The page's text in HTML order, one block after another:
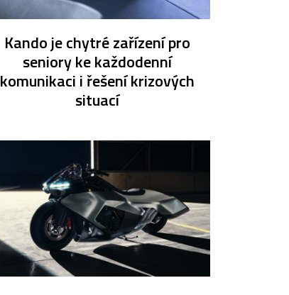
Kando je chytré zařízení pro
seniory ke každodenní
komunikaci i řešení krizových
situací